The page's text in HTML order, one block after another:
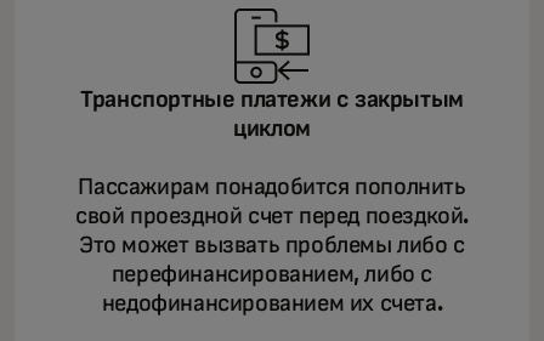
Транспортные платежи с закрытым
циклом
Пассажирам понадобится пополнить
свой проездной счет перед поездкой.
Это может вызвать проблемы либо с
перефинансированием, либо с
недофинансированием их счета.